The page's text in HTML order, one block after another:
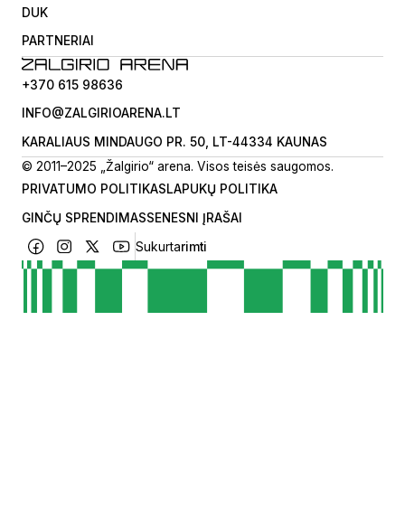
DUK
PARTNERIAI
+370 615 98636
INFO@ZALGIRIOARENA.LT
KARALIAUS MINDAUGO PR. 50, LT-44334 KAUNAS
© 2011–2025 „Žalgirio“ arena. Visos teisės saugomos.
PRIVATUMO POLITIKASLAPUKŲ POLITIKA
GINČŲ SPRENDIMASSENESNI ĮRAŠAI
Sukurtarimti